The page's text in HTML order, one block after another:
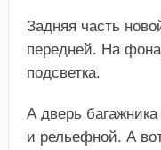
Задняя часть
передней. На
подсветка.
А дверь
и рельефной. А